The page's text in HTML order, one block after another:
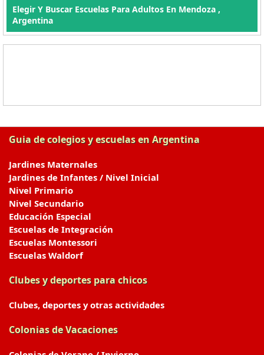
Elegir Y Buscar Escuelas Para Adultos En Mendoza ,
Argentina
Guia de colegios y escuelas en Argentina
Jardines Maternales
Jardines de Infantes / Nivel Inicial
Nivel Primario
Nivel Secundario
Educación Especial
Escuelas de Integración
Escuelas Montessori
Escuelas Waldorf
Clubes y deportes para chicos
Clubes, deportes y otras actividades
Colonias de Vacaciones